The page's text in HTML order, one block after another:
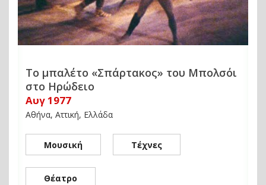
Το μπαλέτο «Σπάρτακος» του Μπολσόι
στο Ηρώδειο
Αυγ 1977
Αθήνα, Αττική, Ελλάδα
Μουσική Τέχνες
Θέατρο